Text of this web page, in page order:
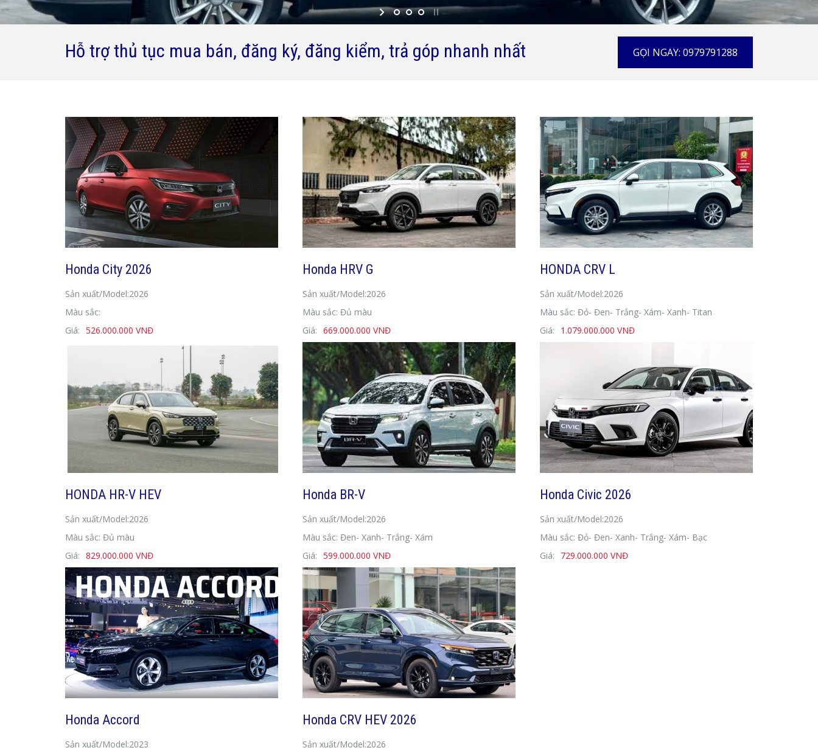
GỌI NGAY: 0979791288
Hỗ trợ thủ tục mua bán, đăng ký, đăng kiểm, trả góp nhanh nhất
Honda City 2026
Sản xuất/Model:2026
Màu sắc:
Giá: 526.000.000 VNĐ
Honda HRV G
Sản xuất/Model:2026
Màu sắc: Đủ màu
Giá: 669.000.000 VNĐ
HONDA CRV L
Sản xuất/Model:2026
Màu sắc: Đỏ- Đen- Trắng- Xám- Xanh- Titan
Giá:
1.079.000.000 VNĐ
HONDA HR-V HEV
Sản xuất/Model:2026
Màu sắc: Đủ màu
Giá: 829.000.000 VNĐ
Honda BR-V
Sản xuất/Model:2026
Màu sắc: Đen- Xanh- Trắng- Xám
Giá: 599.000.000 VNĐ
Honda Civic 2026
Sản xuất/Model:2026
Màu sắc: Đỏ- Đen- Xanh- Trắng- Xám- Bạc
Giá:
729.000.000 VNĐ
Honda Accord
Sản xuất/Model:2023
Honda CRV HEV 2026
Sản xuất/Model:2026